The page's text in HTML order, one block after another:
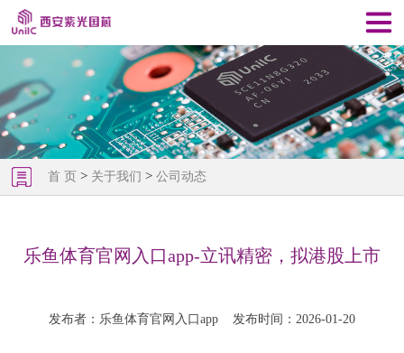
首 页> 关于我们 >公司动态
乐鱼体育官网入口app-立讯精密，拟港股上市
发布者：乐鱼体育官网入口app 发布时间：2026-01-20